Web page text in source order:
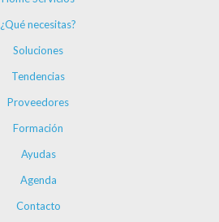
¿Qué necesitas?
Soluciones
Tendencias
Proveedores
Formación
Ayudas
Agenda
Contacto